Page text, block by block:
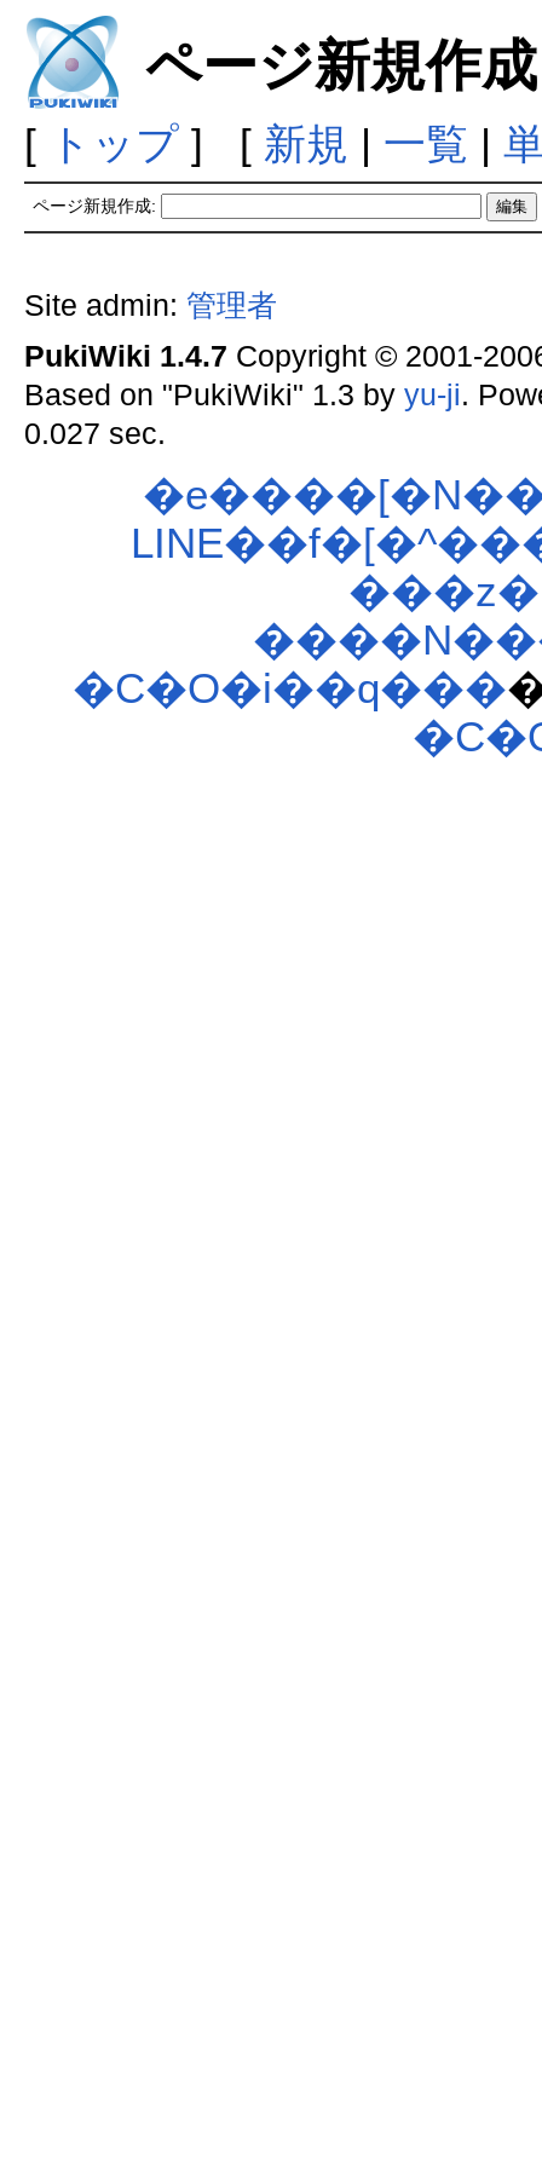
ページ新規作成
[ トップ] [ 新規 | 一覧 |
ページ新規作成:
Site admin: 管理者
PukiWiki 1.4.7 Copyright © 2001-
Based on "PukiWiki" 1.3 by yu-ji.
0.027 sec.
�C�O�i��q���